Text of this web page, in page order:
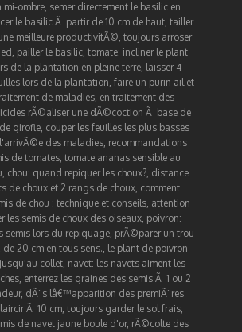
mi-ombre, semer directement le basilic en
le basilic Ã partir de 10 cm de haut, tailler
meilleure productivitÃ©, toujours arroser
, pailler le basilic, tomate: incliner le plant
de la plantation en pleine terre, laisser 4
lors de la plantation, faire un purin ail et
de maladies, en traitement des
rÃ©aliser une dÃ©coction Ã base de
girofle, couper les feuilles les plus basses
des maladies, recommandations
de tomates, tomate ananas sensible au
, chou: quand repiquer les choux?, distance
de choux et 2 rangs de choux, comment
de chou : technique et conseils, attention
semis de choux des oiseaux, poivron:
semis lors du repiquage, prÃ©parer un trou
20 cm en tous sens., le plant de poivron
collet, navet: les navets aiment les
, enterrez les graines des semis Ã 1 ou 2
, dÃ¨s lâ€™apparition des premiÃ¨res
Ã 10 cm, toujours garder le sol frais,
de navet jaune boule d'or, rÃ©colte des